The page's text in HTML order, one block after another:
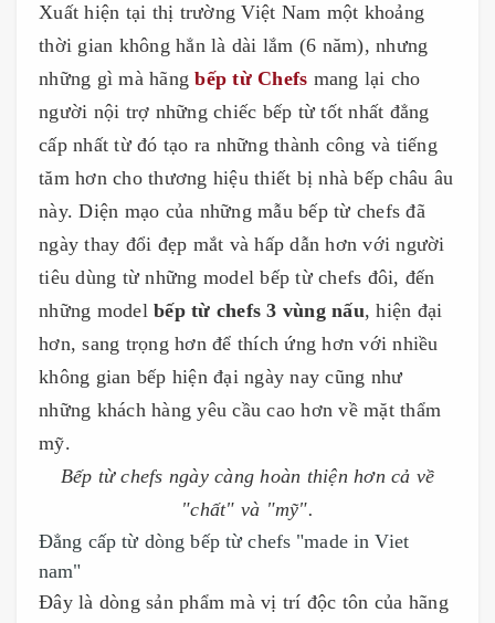
Xuất hiện tại thị trường Việt Nam một khoảng
thời gian không hẳn là dài lắm (6 năm), nhưng
những gì mà hãngbếp từ Chefs mang lại cho
người nội trợ những chiếc bếp từ tốt nhất đẳng
cấp nhất từ đó tạo ra những thành công và tiếng
tăm hơn cho thương hiệu thiết bị nhà bếp châu âu
này. Diện mạo của những mẫu bếp từ chefs đã
ngày thay đổi đẹp mắt và hấp dẫn hơn với người
tiêu dùng từ những model bếp từ chefs đôi, đến
những model bếp từ chefs 3 vùng nấu, hiện đại
hơn, sang trọng hơn để thích ứng hơn với nhiều
không gian bếp hiện đại ngày nay cũng như
những khách hàng yêu cầu cao hơn về mặt thẩm
mỹ.
Bếp từ chefs ngày càng hoàn thiện hơn cả về
"chất" và "mỹ".
Đẳng cấp từ dòng bếp từ chefs "made in Viet
nam"
Đây là dòng sản phẩm mà vị trí độc tôn của hãng